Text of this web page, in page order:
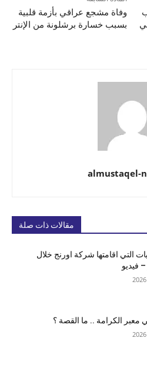
وفاة مشجع عراقي بأزمة قلبية
بسبب خسارة برشلونة من الإنتر
almustaqel-
مقالات ذات صلة
التي اقامتها شركة اورنج خلال
فيديو